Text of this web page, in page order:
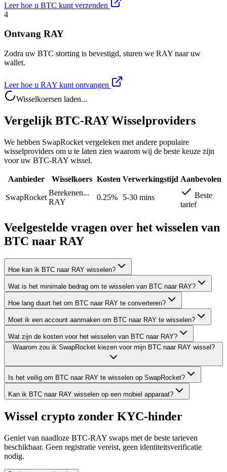
Leer hoe u BTC kunt verzenden
4
Ontvang RAY
Zodra uw BTC storting is bevestigd, sturen we RAY naar uw
wallet.
Leer hoe u RAY kunt ontvangen
Wisselkoersen laden...
Vergelijk BTC-RAY Wisselproviders
We hebben SwapRocket vergeleken met andere populaire
wisselproviders om u te laten zien waarom wij de beste keuze zijn
voor uw BTC-RAY wissel.
Aanbieder Wisselkoers Kosten Verwerkingstijd Aanbevolen
SwapRocket
Berekenen...
RAY
0.25% 5-30 mins
Beste
tarief
Veelgestelde vragen over het wisselen van
BTC naar RAY
Hoe kan ik BTC naar RAY wisselen?
Wat is het minimale bedrag om te wisselen van BTC naar RAY?
Hoe lang duurt het om BTC naar RAY te converteren?
Moet ik een account aanmaken om BTC naar RAY te wisselen?
Wat zijn de kosten voor het wisselen van BTC naar RAY?
Waarom zou ik SwapRocket kiezen voor mijn BTC naar RAY wissel?
Is het veilig om BTC naar RAY te wisselen op SwapRocket?
Kan ik BTC naar RAY wisselen op een mobiel apparaat?
Wissel crypto zonder KYC-hinder
Geniet van naadloze BTC-RAY swaps met de beste tarieven
beschikbaar. Geen registratie vereist, geen identiteitsverificatie
nodig.